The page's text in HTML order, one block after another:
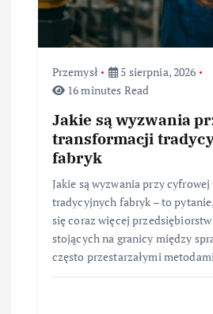
Przemysł
5 sierpnia, 2026
16 minutes Read
Jakie są wyzwania
transformacji
fabryk
Jakie są wyzwania przy
tradycyjnych fabryk – to
się coraz więcej
stojących na granicy między
często przestarzałymi